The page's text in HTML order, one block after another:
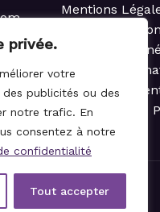
privée.
votre
publicités ou des
notre trafic. En
consentez à notre
confidentialité
Tout accepter
Mentions
Politique de
Conditions
Politique en
Règlement du